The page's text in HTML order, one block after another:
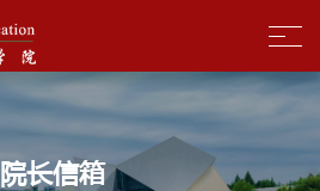
院长信箱